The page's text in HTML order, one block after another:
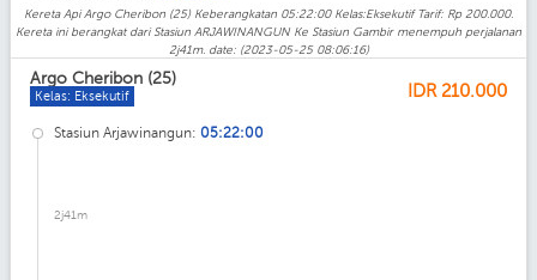
Kereta Api Argo Cheribon (25) Keberangkatan 05:22:00 Kelas:Eksekutif Tarif: Rp 200.000.
Kereta ini berangkat dari Stasiun ARJAWINANGUN Ke Stasiun Gambir menempuh perjalanan
2j41m. date: (2023-05-25 08:06:16)
Argo Cheribon (25)
Kelas: Eksekutif IDR 210.000
Stasiun Arjawinangun: 05:22:00
2j41m